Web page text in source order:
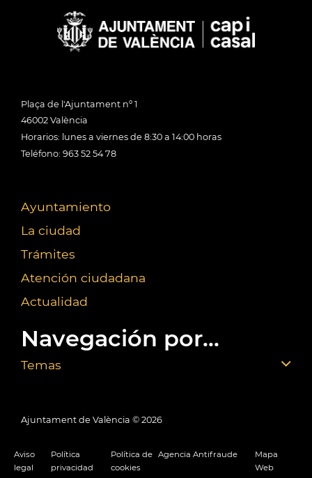
Plaça de l'Ajuntament nº 1
46002 València
Horarios: lunes a viernes de 8:30 a 14:00 horas
Teléfono: 963 52 54 78
Ayuntamiento
La ciudad
Trámites
Atención ciudadana
Actualidad
Navegación por...
Temas
Ajuntament de València © 2026
Aviso
legal
Política
privacidad
Política de
cookies
Agencia Antifraude
Mapa
Web